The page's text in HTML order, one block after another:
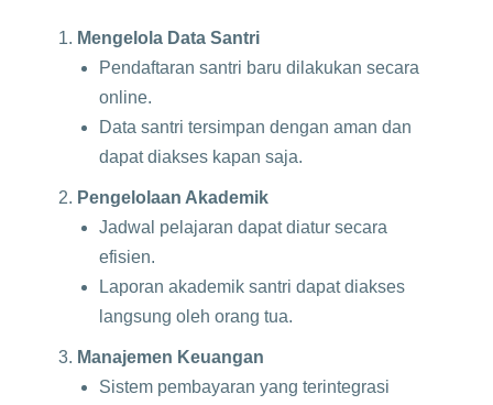
Mengelola Data Santri
Pendaftaran santri baru dilakukan secara
online.
Data santri tersimpan dengan aman dan
dapat diakses kapan saja.
Pengelolaan Akademik
Jadwal pelajaran dapat diatur secara
efisien.
Laporan akademik santri dapat diakses
langsung oleh orang tua.
Manajemen Keuangan
Sistem pembayaran yang terintegrasi